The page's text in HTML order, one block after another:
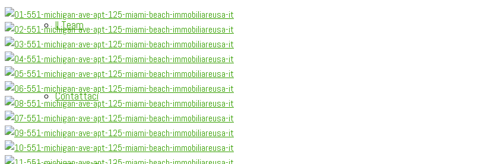
Il Team
Contattaci